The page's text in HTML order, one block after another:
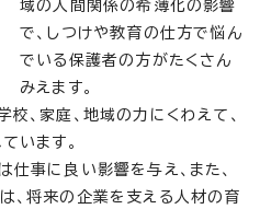
域の人間関係の希薄化の影響
で、しつけや教育の仕方で悩ん
でいる保護者の方がたくさん
みえます。
、家庭、地域の力にくわえて、
います。
事に良い影響を与え、また、
、将来の企業を支える人材の育